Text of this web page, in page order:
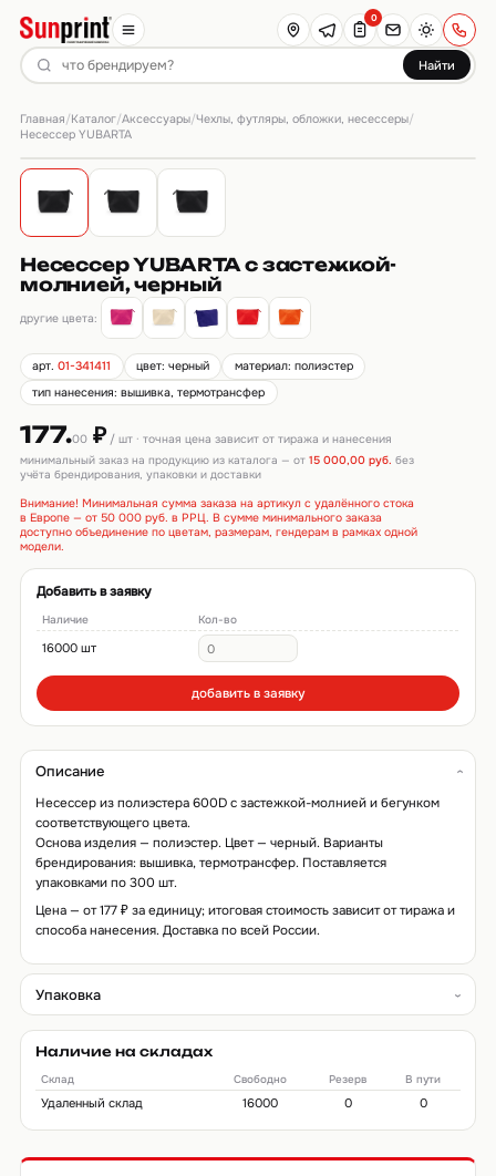
Найти
0
Главная/Каталог/Аксессуары/Чехлы, футляры, обложки, несессеры/
Несессер YUBARTA
Несессер YUBARTA с застежкой-
молнией, черный
другие цвета:
арт.01-341411 цвет: черный
материал: полиэстер
тип нанесения: вышивка, термотрансфер
177.00₽/ шт · точная цена зависит от тиража и нанесения
минимальный заказ на продукцию из каталога — от 15 000,00 руб. без
учёта брендирования, упаковки и доставки
Внимание! Минимальная сумма заказа на артикул с удалённого стока
в Европе — от 50 000 руб. в РРЦ. В сумме минимального заказа
доступно объединение по цветам, размерам, гендерам в рамках одной
модели.
Добавить в заявку
Наличие Кол-во
16000 шт
добавить в заявку
Описание
Несессер из полиэстера 600D с застежкой-молнией и бегунком
соответствующего цвета.
Основа изделия — полиэстер. Цвет — черный. Варианты
брендирования: вышивка, термотрансфер. Поставляется
упаковками по 300 шт.
Цена — от 177 ₽ за единицу; итоговая стоимость зависит от тиража и
способа нанесения. Доставка по всей России.
Упаковка
Наличие на складах
Склад Свободно Резерв В пути
Удаленный склад 16000 0 0